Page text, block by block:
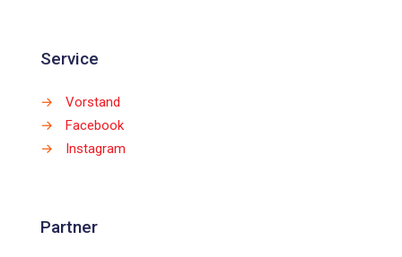
Service
→
Vorstand
→
Facebook
→
Instagram
Partner